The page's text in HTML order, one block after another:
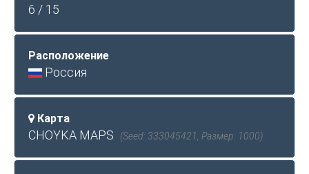
6 / 15
Расположение
Россия
Карта
CHOYKA MAPS (Seed: 333045421, Размер: 1000)